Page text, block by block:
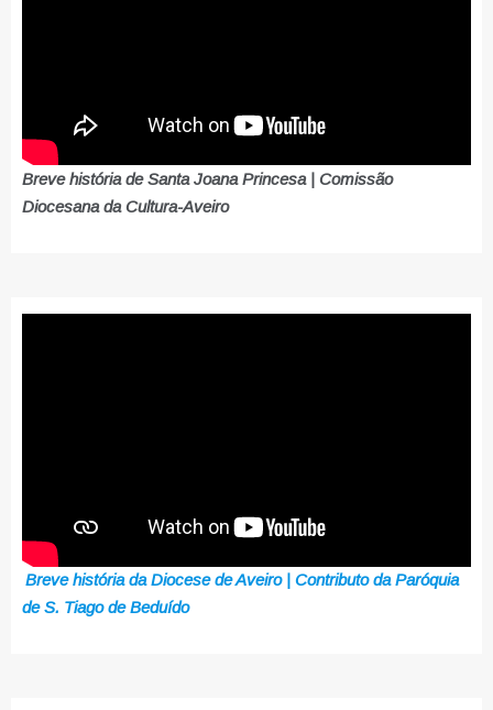
Breve história de Santa Joana Princesa | Comissão
Diocesana da Cultura-Aveiro
Breve história da Diocese de Aveiro | Contributo da Paróquia
de S. Tiago de Beduído